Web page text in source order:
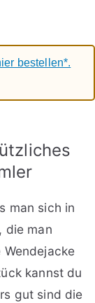
bestellen*.
man sich in
die man
kannst du
gut sind die